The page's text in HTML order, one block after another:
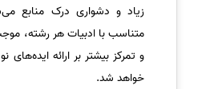
زیاد و دشواری درک منابع
متناسب با ادبیات هر رشته،
و تمرکز بیشتر بر ارائه
خواهد شد.